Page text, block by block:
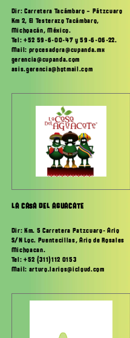
Dir: Carretera Tacámbaro – Pátzcuaro
Km 2, El Testerazo Tacámbaro,
Michoacán, México.
Tel: +52 59-6-00-47 y 59-6-06-22.
Mail: procesadora@cupanda.mx
gerencia@cupanda.com
asis.gerencia@hotmail.com
LA CASA DEL AGUACATE
Dir: Km. 5 Carretera Patzcuaro- Ario
S/N Loc. Puentecillas, Ario de Rosales
Michoacan.
Tel: +52 (311)112 0153
Mail: arturo.larios@icloud.com